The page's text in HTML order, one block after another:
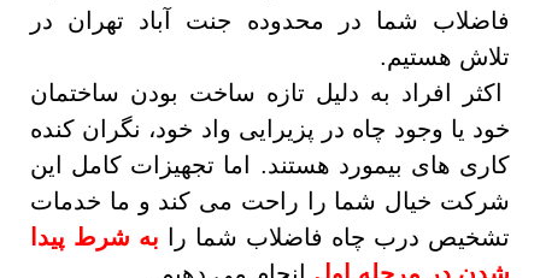
فاضلاب شما در محدوده جنت آباد تهران در
تلاش هستیم.
اکثر افراد به دلیل تازه ساخت بودن ساختمان
خود یا وجود چاه در پزیرایی واد خود، نگران کنده
کاری های بیمورد هستند. اما تجهیزات کامل این
شرکت خیال شما را راحت می کند و ما خدمات
تشخیص درب چاه فاضلاب شما را به شرط پیدا